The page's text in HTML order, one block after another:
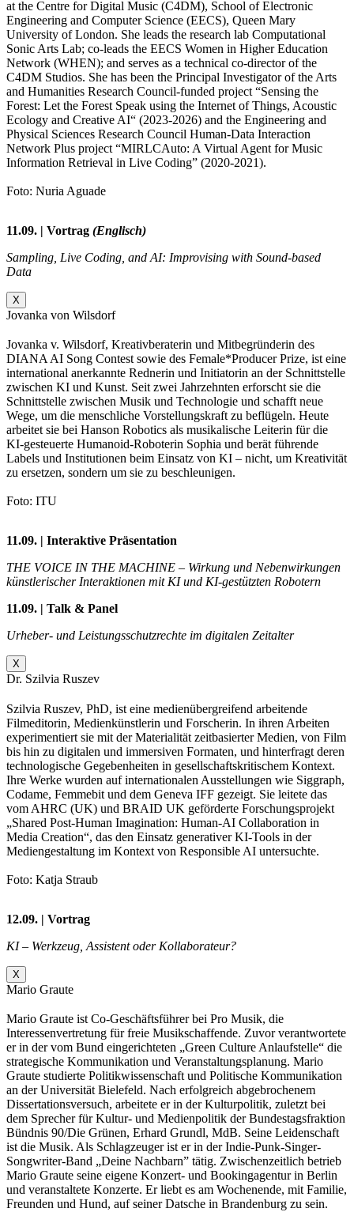
at the Centre for Digital Music (C4DM), School of Electronic
Engineering and Computer Science (EECS), Queen Mary
University of London. She leads the research lab Computational
Sonic Arts Lab; co-leads the EECS Women in Higher Education
Network (WHEN); and serves as a technical co-director of the
C4DM Studios. She has been the Principal Investigator of the Arts
and Humanities Research Council-funded project “Sensing the
Forest: Let the Forest Speak using the Internet of Things, Acoustic
Ecology and Creative AI“ (2023-2026) and the Engineering and
Physical Sciences Research Council Human-Data Interaction
Network Plus project “MIRLCAuto: A Virtual Agent for Music
Information Retrieval in Live Coding” (2020-2021).
Foto: Nuria Aguade
11.09. | Vortrag (Englisch)
Sampling, Live Coding, and AI: Improvising with Sound-based
Data
X
Jovanka von Wilsdorf
Jovanka v. Wilsdorf, Kreativberaterin und Mitbegründerin des
DIANA AI Song Contest sowie des Female*Producer Prize, ist eine
international anerkannte Rednerin und Initiatorin an der Schnittstelle
zwischen KI und Kunst. Seit zwei Jahrzehnten erforscht sie die
Schnittstelle zwischen Musik und Technologie und schafft neue
Wege, um die menschliche Vorstellungskraft zu beflügeln. Heute
arbeitet sie bei Hanson Robotics als musikalische Leiterin für die
KI-gesteuerte Humanoid-Roboterin Sophia und berät führende
Labels und Institutionen beim Einsatz von KI – nicht, um Kreativität
zu ersetzen, sondern um sie zu beschleunigen.
Foto: ITU
11.09. | Interaktive Präsentation
THE VOICE IN THE MACHINE – Wirkung und Nebenwirkungen
künstlerischer Interaktionen mit KI und KI-gestützten Robotern
11.09. | Talk & Panel
Urheber- und Leistungsschutzrechte im digitalen Zeitalter
X
Dr. Szilvia Ruszev
Szilvia Ruszev, PhD, ist eine medienübergreifend arbeitende
Filmeditorin, Medienkünstlerin und Forscherin. In ihren Arbeiten
experimentiert sie mit der Materialität zeitbasierter Medien, von Film
bis hin zu digitalen und immersiven Formaten, und hinterfragt deren
technologische Gegebenheiten in gesellschaftskritischem Kontext.
Ihre Werke wurden auf internationalen Ausstellungen wie Siggraph,
Codame, Femmebit und dem Geneva IFF gezeigt. Sie leitete das
vom AHRC (UK) und BRAID UK geförderte Forschungsprojekt
„Shared Post-Human Imagination: Human-AI Collaboration in
Media Creation“, das den Einsatz generativer KI-Tools in der
Mediengestaltung im Kontext von Responsible AI untersuchte.
Foto: Katja Straub
12.09. | Vortrag
KI – Werkzeug, Assistent oder Kollaborateur?
X
Mario Graute
Mario Graute ist Co-Geschäftsführer bei Pro Musik, die
Interessenvertretung für freie Musikschaffende. Zuvor verantwortete
er in der vom Bund eingerichteten „Green Culture Anlaufstelle“ die
strategische Kommunikation und Veranstaltungsplanung. Mario
Graute studierte Politikwissenschaft und Politische Kommunikation
an der Universität Bielefeld. Nach erfolgreich abgebrochenem
Dissertationsversuch, arbeitete er in der Kulturpolitik, zuletzt bei
dem Sprecher für Kultur- und Medienpolitik der Bundestagsfraktion
Bündnis 90/Die Grünen, Erhard Grundl, MdB. Seine Leidenschaft
ist die Musik. Als Schlagzeuger ist er in der Indie-Punk-Singer-
Songwriter-Band „Deine Nachbarn” tätig. Zwischenzeitlich betrieb
Mario Graute seine eigene Konzert- und Bookingagentur in Berlin
und veranstaltete Konzerte. Er liebt es am Wochenende, mit Familie,
Freunden und Hund, auf seiner Datsche in Brandenburg zu sein.